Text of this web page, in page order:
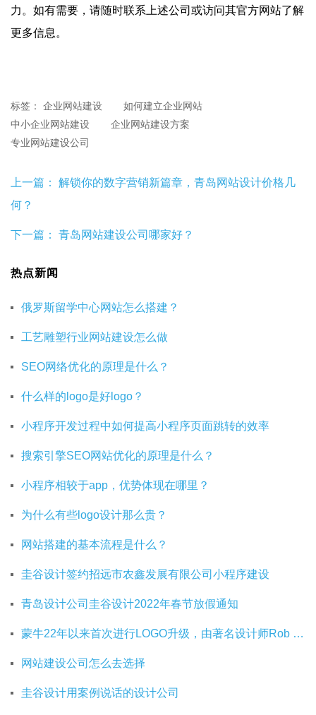
力。如有需要，请随时联系上述公司或访问其官方网站了解
更多信息。
标签： 企业网站建设
如何建立企业网站
中小企业网站建设
企业网站建设方案
专业网站建设公司
上一篇：
解锁你的数字营销新篇章，青岛网站设计价格几
何？
下一篇： 青岛网站建设公司哪家好？
热点新闻
俄罗斯留学中心网站怎么搭建？
工艺雕塑行业网站建设怎么做
SEO网络优化的原理是什么？
什么样的logo是好logo？
小程序开发过程中如何提高小程序页面跳转的效率
搜索引擎SEO网站优化的原理是什么？
小程序相较于app，优势体现在哪里？
为什么有些logo设计那么贵？
网站搭建的基本流程是什么？
圭谷设计签约招远市农鑫发展有限公司小程序建设
青岛设计公司圭谷设计2022年春节放假通知
蒙牛22年以来首次进行LOGO升级，由著名设计师Rob Janoff操刀
网站建设公司怎么去选择
圭谷设计用案例说话的设计公司